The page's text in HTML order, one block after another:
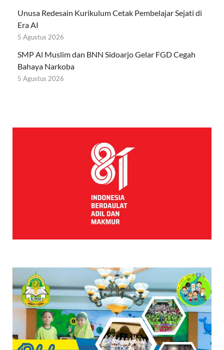
Unusa Redesain Kurikulum Cetak Pembelajar Sejati di
Era AI
5 Agustus 2026
SMP Al Muslim dan BNN Sidoarjo Gelar FGD Cegah
Bahaya Narkoba
5 Agustus 2026